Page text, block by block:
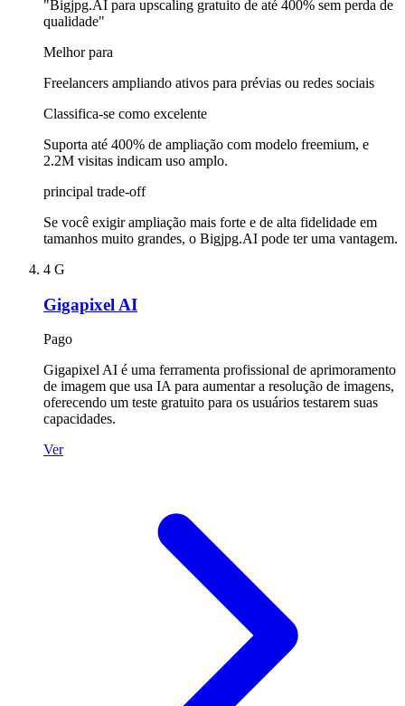
"Bigjpg.AI para upscaling gratuito de até 400% sem perda de
qualidade"
Melhor para
Freelancers ampliando ativos para prévias ou redes sociais
Classifica-se como excelente
Suporta até 400% de ampliação com modelo freemium, e
2.2M visitas indicam uso amplo.
principal trade-off
Se você exigir ampliação mais forte e de alta fidelidade em
tamanhos muito grandes, o Bigjpg.AI pode ter uma vantagem.
4 G
Gigapixel AI
Pago
Gigapixel AI é uma ferramenta profissional de aprimoramento
de imagem que usa IA para aumentar a resolução de imagens,
oferecendo um teste gratuito para os usuários testarem suas
capacidades.
Ver